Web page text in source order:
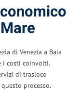
di Venezia a Baia
i costi coinvolti.
di trasloco
processo.